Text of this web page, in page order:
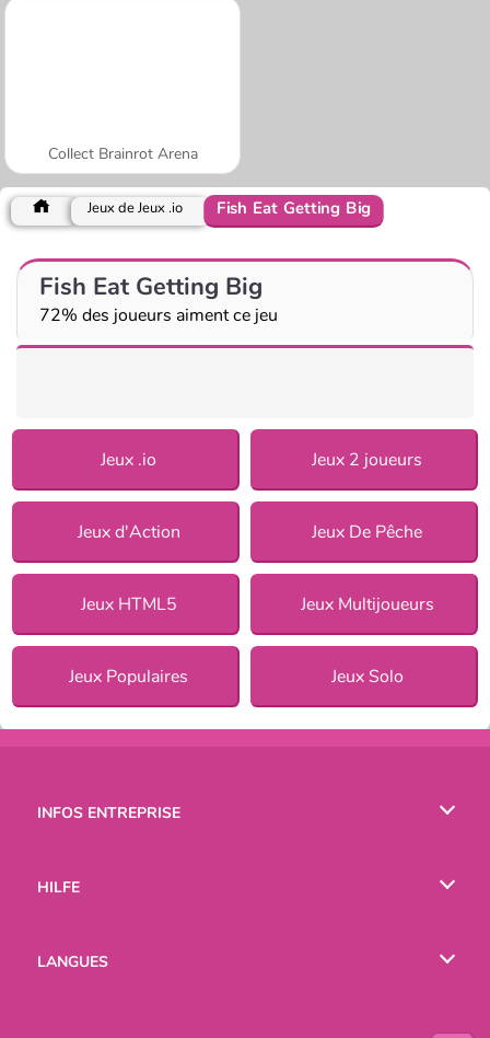
Collect Brainrot Arena
Jeux de Jeux .io Fish Eat Getting Big
Fish Eat Getting Big
72% des joueurs aiment ce jeu
Jeux .io Jeux 2 joueurs
Jeux d'Action Jeux De Pêche
Jeux HTML5 Jeux Multijoueurs
Jeux Populaires Jeux Solo
INFOS ENTREPRISE
HILFE
LANGUES